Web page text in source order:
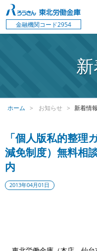
金融機関コード2954
ホーム お知らせ 新着情報
「個人版私的整
減免制度）無料相
内
2013年04月01日